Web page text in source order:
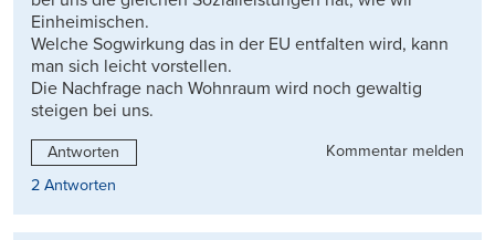
Einheimischen.
Welche Sogwirkung das in der EU entfalten wird, kann
man sich leicht vorstellen.
Die Nachfrage nach Wohnraum wird noch gewaltig
steigen bei uns.
Antworten
Kommentar melden
2 Antworten